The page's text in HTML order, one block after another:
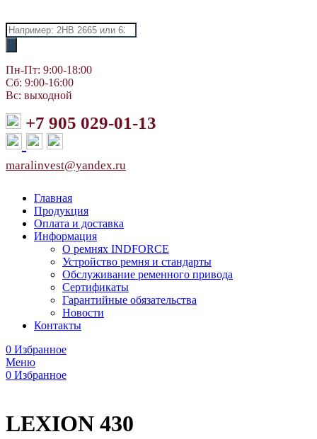
Поиск
товаров
Пн-Пт: 9:00-18:00
Сб: 9:00-16:00
Вс: выходной
+7 905 029-01-13
maralinvest@yandex.ru
Главная
Продукция
Оплата и доставка
Информация
О ремнях INDFORCE
Устройство ремня и стандарты
Обслуживание ременного привода
Сертификаты
Гарантийные обязательства
Новости
Контакты
0 Избранное
Меню
0 Избранное
LEXION 430